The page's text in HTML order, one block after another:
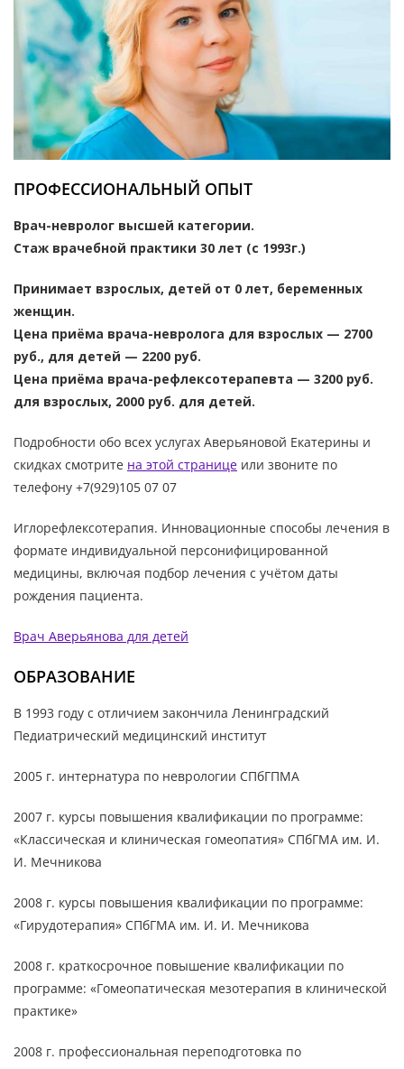
ПРОФЕССИОНАЛЬНЫЙ ОПЫТ
Врач-невролог высшей категории.
Стаж врачебной практики 30 лет (с 1993г.)
Принимает взрослых, детей от 0 лет, беременных
женщин.
Цена приёма врача-невролога для взрослых — 2700
руб., для детей — 2200 руб.
Цена приёма врача-рефлексотерапевта — 3200 руб.
для взрослых, 2000 руб. для детей.
Подробности обо всех услугах Аверьяновой Екатерины и
скидках смотрите на этой странице или звоните по
телефону +7(929)105 07 07
Иглорефлексотерапия. Инновационные способы лечения в
формате индивидуальной персонифицированной
медицины, включая подбор лечения с учётом даты
рождения пациента.
Врач Аверьянова для детей
ОБРАЗОВАНИЕ
В 1993 году с отличием закончила Ленинградский
Педиатрический медицинский институт
2005 г. интернатура по неврологии СПбГПМА
2007 г. курсы повышения квалификации по программе:
«Классическая и клиническая гомеопатия» СПбГМА им. И.
И. Мечникова
2008 г. курсы повышения квалификации по программе:
«Гирудотерапия» СПбГМА им. И. И. Мечникова
2008 г. краткосрочное повышение квалификации по
программе: «Гомеопатическая мезотерапия в клинической
практике»
2008 г. профессиональная переподготовка по